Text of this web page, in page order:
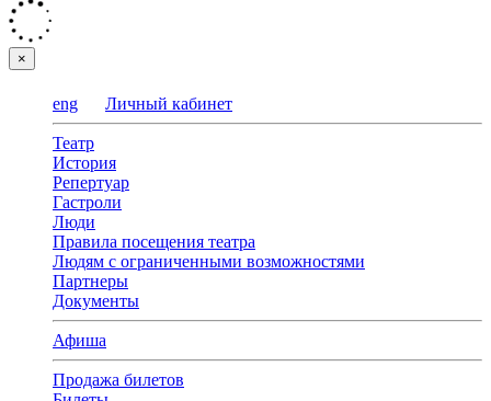
×
eng Личный кабинет
Театр
История
Репертуар
Гастроли
Люди
Правила посещения театра
Людям с ограниченными возможностями
Партнеры
Документы
Афиша
Продажа билетов